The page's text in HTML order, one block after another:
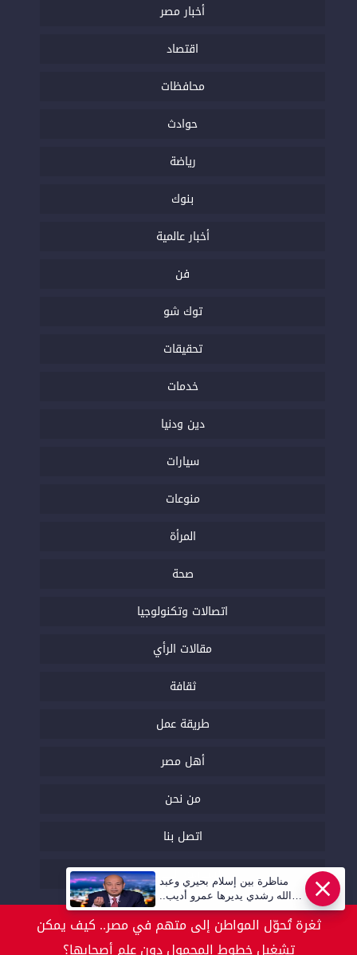
أخبار مصر
اقتصاد
محافظات
حوادث
رياضة
بنوك
أخبار عالمية
فن
توك شو
تحقيقات
خدمات
دين ودنيا
سيارات
منوعات
المرأة
صحة
اتصالات وتكنولوجيا
مقالات الرأي
ثقافة
طريقة عمل
أهل مصر
من نحن
اتصل بنا
السياسة التحريرية
عاجل
ثغرة تُحوّل المواطن إلى متهم في مصر.. كيف يمكن
تشغيل خطوط المحمول دون علم أصحابها؟
مناظرة بين إسلام بحيري وعبد
الله رشدي يديرها عمرو أديب..
قريبا | أهل مصر